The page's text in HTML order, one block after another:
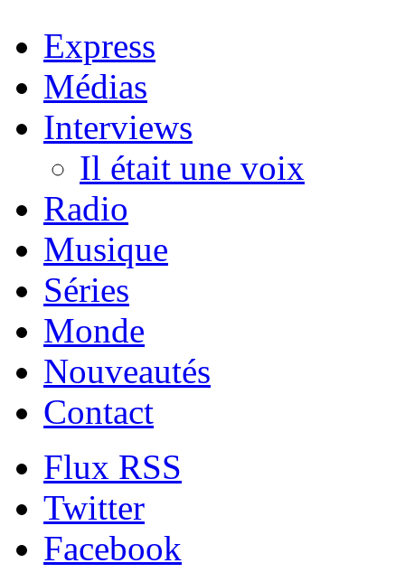
Express
Médias
Interviews
Il était une voix
Radio
Musique
Séries
Monde
Nouveautés
Contact
Flux RSS
Twitter
Facebook